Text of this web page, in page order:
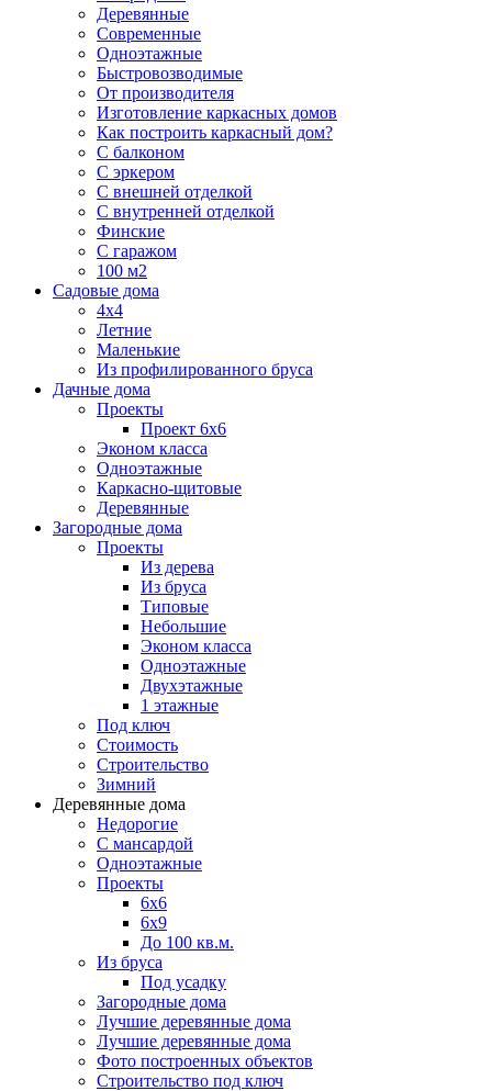
Деревянные
Современные
Одноэтажные
Быстровозводимые
От производителя
Изготовление каркасных домов
Как построить каркасный дом?
С балконом
С эркером
С внешней отделкой
С внутренней отделкой
Финские
С гаражом
100 м2
Садовые дома
4х4
Летние
Маленькие
Из профилированного бруса
Дачные дома
Проекты
Проект 6х6
Эконом класса
Одноэтажные
Каркасно-щитовые
Деревянные
Загородные дома
Проекты
Из дерева
Из бруса
Типовые
Небольшие
Эконом класса
Одноэтажные
Двухэтажные
1 этажные
Под ключ
Стоимость
Строительство
Зимний
Деревянные дома
Недорогие
С мансардой
Одноэтажные
Проекты
6х6
6х9
До 100 кв.м.
Из бруса
Под усадку
Загородные дома
Лучшие деревянные дома
Лучшие деревянные дома
Фото построенных объектов
Строительство под ключ